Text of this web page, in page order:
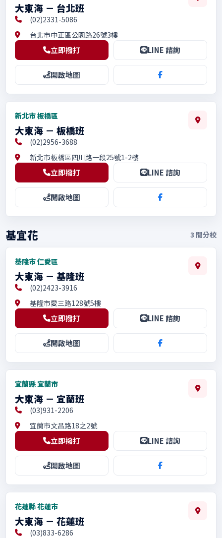
大東海 － 台北班
(02)2331-5086
台北市中正區公園路26號3樓
立即撥打 LINE 諮詢
開啟地圖
新北市 板橋區
大東海 － 板橋班
(02)2956-3688
新北市板橋區四川路一段25號1-2樓
立即撥打 LINE 諮詢
開啟地圖
基宜花 3 間分校
基隆市 仁愛區
大東海 － 基隆班
(02)2423-3916
基隆市愛三路128號5樓
立即撥打 LINE 諮詢
開啟地圖
宜蘭縣 宜蘭市
大東海 － 宜蘭班
(03)931-2206
宜蘭市文昌路18之2號
立即撥打 LINE 諮詢
開啟地圖
花蓮縣 花蓮市
大東海 － 花蓮班
(03)833-6286